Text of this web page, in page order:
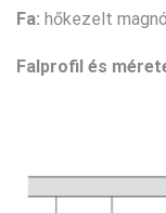
Fa: hőkezelt
Falprofil és